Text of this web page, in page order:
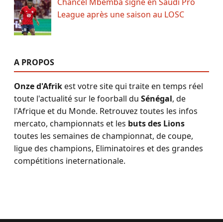
League après une saison au LOSC
A PROPOS
Onze d'Afrikest votre site qui traite en temps réel
toute l'actualité sur le foorball du Sénégal, de
l'Afrique et du Monde. Retrouvez toutes les infos
mercato, championnats et les buts des Lions
toutes les semaines de championnat, de coupe,
ligue des champions, Eliminatoires et des grandes
compétitions ineternationale.